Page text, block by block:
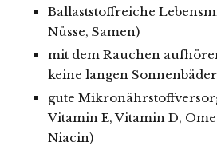
Ballaststoffreiche
Nüsse, Samen)
mit dem Rauchen
keine langen Sonnenbäder
gute
Vitamin E, Vitamin D,
Niacin)